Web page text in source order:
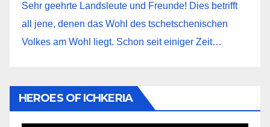
Sehr geehrte Landsleute und Freunde! Dies betrifft
all jene, denen das Wohl des tschetschenischen
Volkes am Wohl liegt. Schon seit einiger Zeit…
HEROES OF ICHKERIA